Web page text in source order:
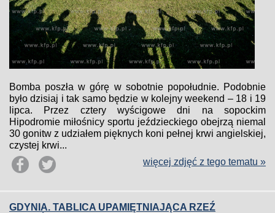
Bomba poszła w górę w sobotnie popołudnie. Podobnie
było dzisiaj i tak samo będzie w kolejny weekend – 18 i 19
lipca. Przez cztery wyścigowe dni na sopockim
Hipodromie miłośnicy sportu jeździeckiego obejrzą niemal
30 gonitw z udziałem pięknych koni pełnej krwi angielskiej,
czystej krwi...
więcej zdjęć z tego tematu »
GDYNIA. TABLICA UPAMIĘTNIAJĄCA RZEŹ